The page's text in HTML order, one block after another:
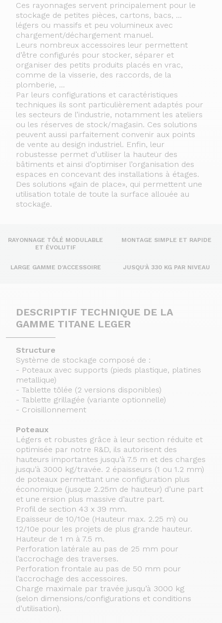
Ces rayonnages servent principalement pour le
stockage de petites pièces, cartons, bacs, ...
légers ou massifs et peu volumineux avec
chargement/déchargement manuel.
Leurs nombreux accessoires leur permettent
d’être configurés pour stocker, séparer et
organiser des petits produits placés en vrac,
comme de la visserie, des raccords, de la
plomberie, ...
Par leurs configurations et caractéristiques
techniques ils sont particulièrement adaptés pour
les secteurs de l’industrie, notamment les ateliers
ou les réserves de stock/magasin. Ces solutions
peuvent aussi parfaitement convenir aux points
de vente au design industriel. Enfin, leur
robustesse permet d’utiliser la hauteur des
bâtiments et ainsi d’optimiser l’organisation des
espaces en concevant des installations à étages.
Des solutions «gain de place», qui permettent une
utilisation totale de toute la surface allouée au
stockage.
RAYONNAGE TÔLÉ MODULABLE
ET ÉVOLUTIF
MONTAGE SIMPLE ET RAPIDE
LARGE GAMME D'ACCESSOIRE JUSQU'À 330 KG PAR NIVEAU
DESCRIPTIF TECHNIQUE DE LA
GAMME TITANE LEGER
Structure
Système de stockage composé de :
- Poteaux avec supports (pieds plastique, platines
metallique)
- Tablette tôlée (2 versions disponibles)
- Tablette grillagée (variante optionnelle)
- Croisillonnement
Poteaux
Légers et robustes grâce à leur section réduite et
optimisée par notre R&D, ils autorisent des
hauteurs importantes jusqu’à 7.5 m et des charges
jusqu’à 3000 kg/travée. 2 épaisseurs (1 ou 1.2 mm)
de poteaux permettant une configuration plus
économique (jusque 2.25m de hauteur) d’une part
et une ersion plus massive d’autre part.
Profil de section 43 x 39 mm.
Epaisseur de 10/10e (Hauteur max. 2.25 m) ou
12/10e pour les projets de plus grande hauteur.
Hauteur de 1 m à 7.5 m.
Perforation latérale au pas de 25 mm pour
l’accrochage des traverses.
Perforation frontale au pas de 50 mm pour
l’accrochage des accessoires.
Charge maximale par travée jusqu’à 3000 kg
(selon dimensions/configurations et conditions
d’utilisation).